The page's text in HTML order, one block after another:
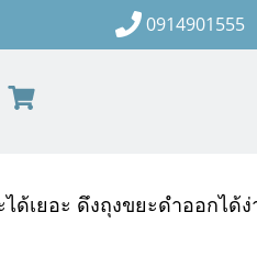
0914901555
เยอะ ดึงถุงขยะดำออกได้ง่